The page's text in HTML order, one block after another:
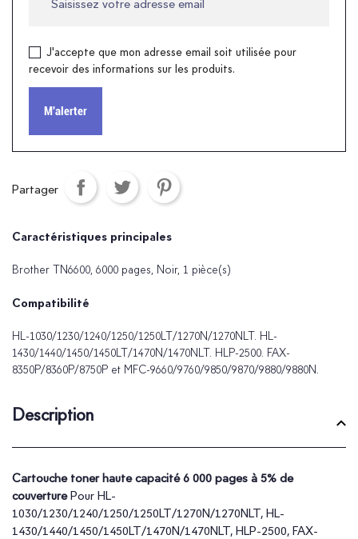
J'accepte que mon adresse email soit utilisée pour
recevoir des informations sur les produits.
M'alerter
Partager
Caractéristiques principales
Brother TN6600, 6000 pages, Noir, 1 pièce(s)
Compatibilité
HL-1030/1230/1240/1250/1250LT/1270N/1270NLT. HL-
1430/1440/1450/1450LT/1470N/1470NLT. HLP-2500. FAX-
8350P/8360P/8750P et MFC-9660/9760/9850/9870/9880/9880N.
Description
Cartouche toner haute capacité 6 000 pages à 5% de
couverturePour HL-
1030/1230/1240/1250/1250LT/1270N/1270NLT, HL-
1430/1440/1450/1450LT/1470N/1470NLT, HLP-2500, FAX-